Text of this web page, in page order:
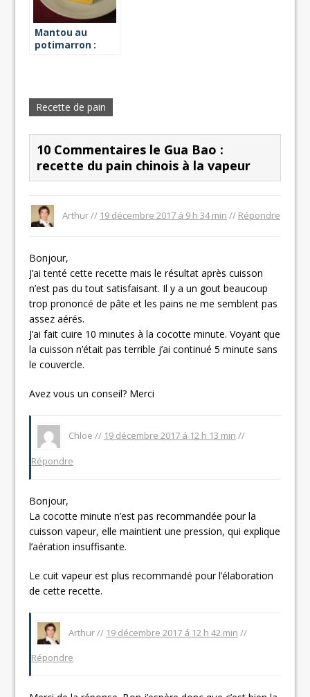
Mantou au
potimarron :
Recette de pain
10 Commentaires le Gua Bao :
recette du pain chinois à la vapeur
Arthur // 19 décembre 2017 á 9 h 34 min // Répondre
Bonjour,
J’ai tenté cette recette mais le résultat après cuisson
n’est pas du tout satisfaisant. Il y a un gout beaucoup
trop prononcé de pâte et les pains ne me semblent pas
assez aérés.
J’ai fait cuire 10 minutes à la cocotte minute. Voyant que
la cuisson n’était pas terrible j’ai continué 5 minute sans
le couvercle.
Avez vous un conseil? Merci
Chloe // 19 décembre 2017 á 12 h 13 min //
Répondre
Bonjour,
La cocotte minute n’est pas recommandée pour la
cuisson vapeur, elle maintient une pression, qui explique
l’aération insuffisante.
Le cuit vapeur est plus recommandé pour l’élaboration
de cette recette.
Arthur // 19 décembre 2017 á 12 h 42 min //
Répondre